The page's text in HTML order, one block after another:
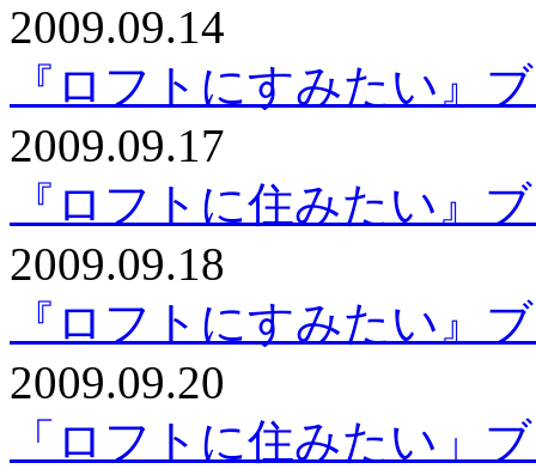
2009.09.14
『ロフトにすみたい』
2009.09.17
『ロフトに住みたい』
2009.09.18
『ロフトにすみたい』
2009.09.20
「ロフトに住みたい」